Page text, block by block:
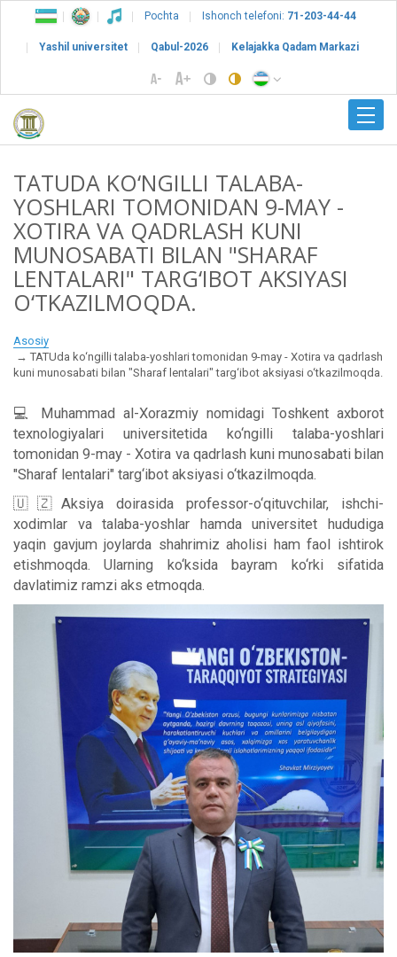
Pochta Ishonch telefoni: 71-203-44-44
Yashil universitet Qabul-2026 Kelajakka Qadam Markazi
TATUDA KO‘NGILLI TALABA-
YOSHLARI TOMONIDAN 9-MAY -
XOTIRA VA QADRLASH KUNI
MUNOSABATI BILAN "SHARAF
LENTALARI" TARG‘IBOT AKSIYASI
O‘TKAZILMOQDA.
Asosiy
TATUda ko‘ngilli talaba-yoshlari tomonidan 9-may - Xotira va qadrlash
kuni munosabati bilan "Sharaf lentalari" targ‘ibot aksiyasi o‘tkazilmoqda.
💻 Muhammad al-Xorazmiy nomidagi Toshkent axborot
texnologiyalari universitetida ko‘ngilli talaba-yoshlari
tomonidan 9-may - Xotira va qadrlash kuni munosabati bilan
"Sharaf lentalari" targ‘ibot aksiyasi o‘tkazilmoqda.
🇺🇿Aksiya doirasida professor-o‘qituvchilar, ishchi-
xodimlar va talaba-yoshlar hamda universitet hududiga
yaqin gavjum joylarda shahrimiz aholisi ham faol ishtirok
etishmoqda. Ularning ko‘ksida bayram ko‘rki sifatida
davlatimiz ramzi aks etmoqda.